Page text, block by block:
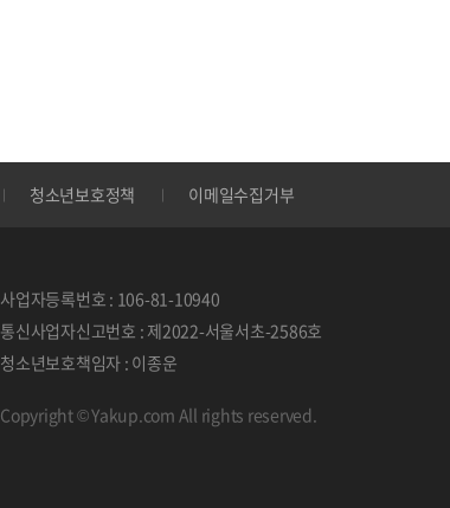
청소년보호정책 이메일수집거부
사업자등록번호 : 106-81-10940
통신사업자신고번호 : 제2022-서울서초-2586호
청소년보호책임자 : 이종운
Copyright © Yakup.com All rights reserved.